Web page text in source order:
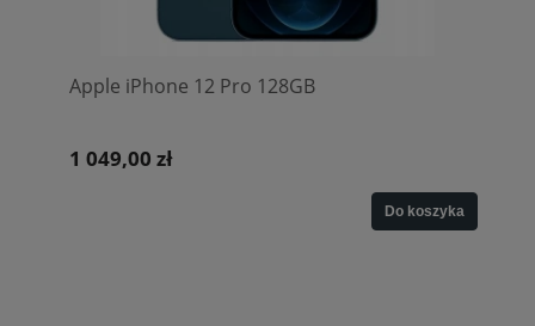
Apple iPhone 12 Pro 128GB
1 049,00 zł
Do koszyka